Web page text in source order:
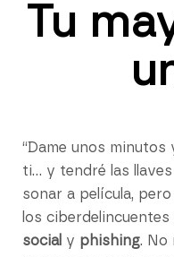
Tu
“Dame unos
ti… y tendré las
sonar a película,
los ciberdelincuentes
social y phishing. No